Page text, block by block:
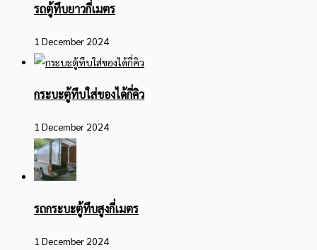
รถตู้ทึบยาวกี่เมตร
1 December 2024
กระบะตู้ทึบใส่ของได้กี่คิว
1 December 2024
รถกระบะตู้ทึบสูงกี่เมตร
1 December 2024